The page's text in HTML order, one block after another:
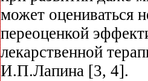
может оцениваться
переоценкой
лекарственной
И.П.Лапина [3, 4].